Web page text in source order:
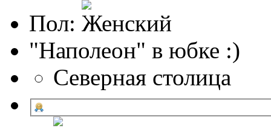
Пол:
"Наполеон" в юбке :)
Северная столица